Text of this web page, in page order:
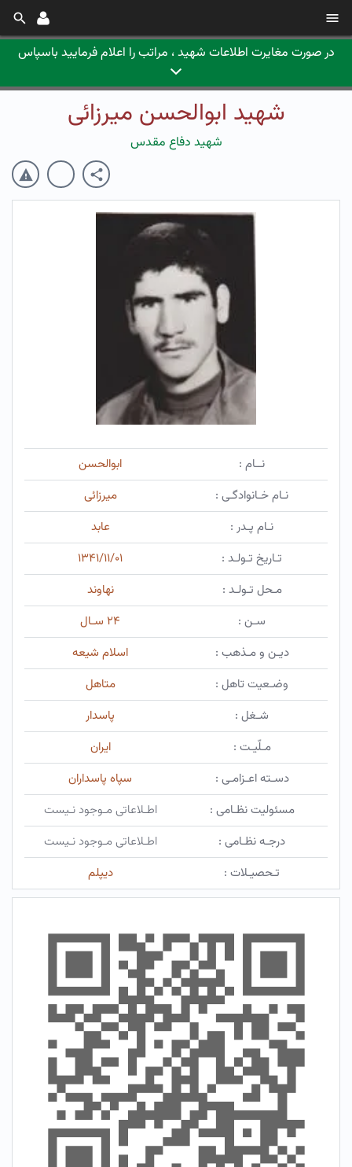
در صورت مغایرت اطلاعات شهید ، مراتب را اعلام فرمایید باسپاس
شهید ابوالحسن میرزائی
شهید دفاع مقدس
نــام :
ابوالحسن
نـام خـانوادگـی :
میرزائی
نـام پـدر :
عابد
تـاریخ تـولـد :
۱۳۴۱/۱۱/۰۱
مـحل تـولـد :
نهاوند
سـن :
۲۴ سـال
دیـن و مـذهب :
اسلام شیعه
وضـعیت تاهل :
متاهل
شـغل :
پاسدار
مـلّیـت :
ایران
دسـته اعـزامـی :
سپاه پاسداران
مسئولیت نظـامی :
اطـلاعاتی مـوجود نـیست
درجـه نظـامی :
اطـلاعاتی مـوجود نـیست
تـحصیـلات :
دیپلم